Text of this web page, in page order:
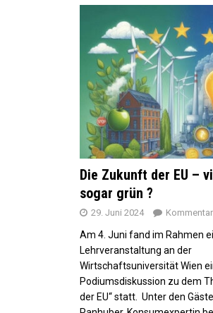
Die Zukunft der EU –
sogar grün ?
29. Juni 2024
Am 4. Juni fand im Rahmen
Lehrveranstaltung an der
Wirtschaftsuniversität Wien
Podiumsdiskussion zu dem
der EU“ statt. Unter den